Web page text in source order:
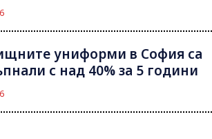
униформи в София са
с над 40% за 5 години